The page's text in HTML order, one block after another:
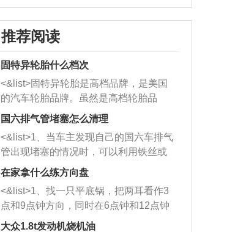
推荐阅读
固特异轮胎什么档次
<&list>固特异轮胎是高档品牌，是美国
的汽车轮胎品牌。虽然是高档轮胎品
牌，但是中高低端的轮胎都有生产，这
也是为了更好的开拓市场。
国六排气管堵塞怎么清理
<&list>1、当车主发现自己的国六车排气
管出现堵塞的情况时，可以利用铁丝或
者是细棍，直接将杂物给取出来，如果
堵塞情况比较严重，也可以采取应急措
施。 <&list>2、直接利用木棍将所有的
杂物推到排气管里面的位置处，然后将
三元催化器拆解开，就可以将堵塞的东
在家拿什么练方向盘
<&list>1、找一只平底锅，把两耳看作3
点和9点钟方向，同时在6点钟和12点钟
方向做一个标记。 <&list>2、双手握住
大众1.8t发动机烧机油